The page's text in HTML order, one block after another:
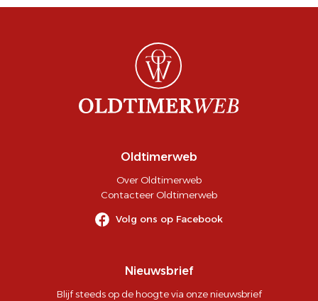
Oldtimerweb
Over Oldtimerweb
Contacteer Oldtimerweb
Volg ons op Facebook
Nieuwsbrief
Blijf steeds op de hoogte via onze nieuwsbrief